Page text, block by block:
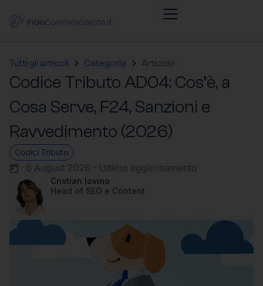
Tutti gli articoli Categoria Articolo
Codice Tributo AD04: Cos’è, a
Cosa Serve, F24, Sanzioni e
Ravvedimento (2026)
Codici Tributo
6 August 2026 - Ultimo aggiornamento
Cristian Iovino
Head of SEO e Content